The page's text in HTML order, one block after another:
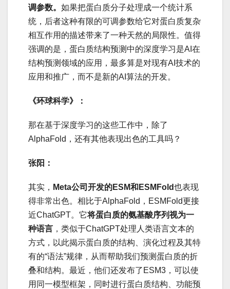
调参数。 如果把蛋白质分子处理成一个统计系
统，后者这种有限的可调参数给它对蛋白质复杂
相互作用的描述带来了一种天然的局限性。值得
强调的是，蛋白质结构预测中的深度学习是AI在
结构预测领域的应用，最多算是对现有AI技术的
应用和推广，而不是新的AI算法的开发。
《环球科学》：
那在基于深度学习的这些工作中，除了
AlphaFold，还有其他表现出色的工具吗？
张阳：
其实， Meta公司开发的ES M和ESMFold也表现
得非常出色。相比于AlphaFold，ESMFold更接
近ChatGPT。它将蛋白质的氨基酸序列视为一
种语言 ，类似于ChatGPT处理人类语言文本的
方式，以此揭示蛋白质的结构、演化过程及其特
有的“语法”规律，从而帮助我们预测蛋白质的折
叠和结构。最近，他们还发布了ESM3，可以使
用同一模型框架，同时进行蛋白质结构、功能预